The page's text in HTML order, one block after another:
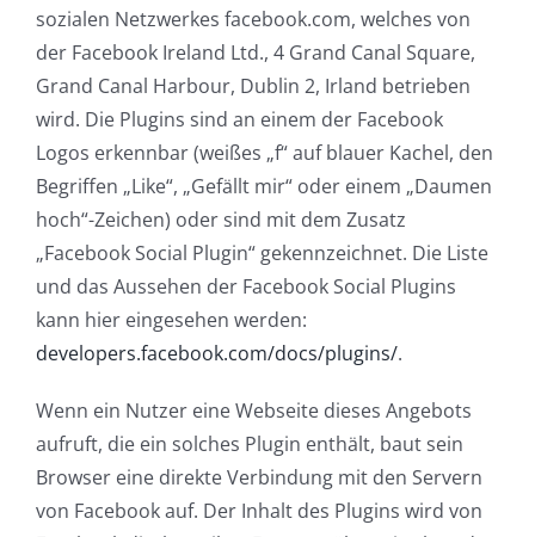
sozialen Netzwerkes facebook.com, welches von
der Facebook Ireland Ltd., 4 Grand Canal Square,
Grand Canal Harbour, Dublin 2, Irland betrieben
wird. Die Plugins sind an einem der Facebook
Logos erkennbar (weißes „f“ auf blauer Kachel, den
Begriffen „Like“, „Gefällt mir“ oder einem „Daumen
hoch“-Zeichen) oder sind mit dem Zusatz
„Facebook Social Plugin“ gekennzeichnet. Die Liste
und das Aussehen der Facebook Social Plugins
kann hier eingesehen werden:
developers.facebook.com/docs/plugins/.
Wenn ein Nutzer eine Webseite dieses Angebots
aufruft, die ein solches Plugin enthält, baut sein
Browser eine direkte Verbindung mit den Servern
von Facebook auf. Der Inhalt des Plugins wird von